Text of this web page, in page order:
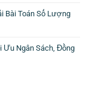
Bài Toán Số Lượng
Ưu Ngân Sách, Đồng